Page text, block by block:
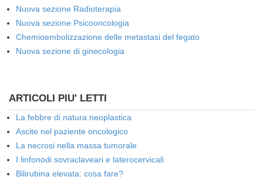
Nuova sezione Radioterapia
Nuova sezione Psicooncologia
Chemioembolizzazione delle metastasi del fegato
Nuova sezione di ginecologia
ARTICOLI PIU' LETTI
La febbre di natura neoplastica
Ascite nel paziente oncologico
La necrosi nella massa tumorale
I linfonodi sovraclaveari e laterocervicali
Bilirubina elevata: cosa fare?